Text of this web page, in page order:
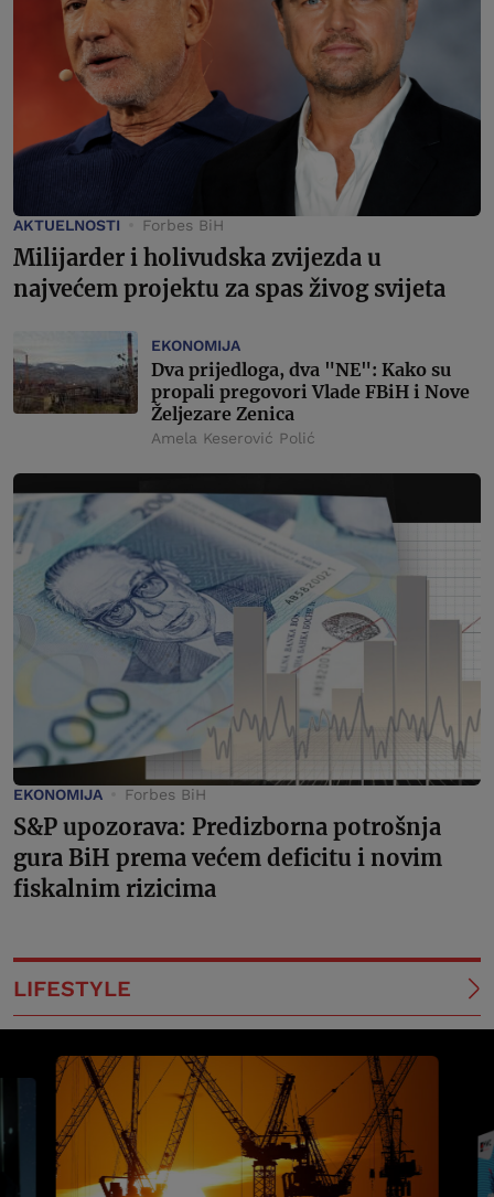
AKTUELNOSTI Forbes BiH
Milijarder i holivudska zvijezda u
najvećem projektu za spas živog svijeta
EKONOMIJA
Dva prijedloga, dva "NE": Kako su
propali pregovori Vlade FBiH i Nove
Željezare Zenica
Amela Keserović Polić
EKONOMIJA Forbes BiH
S&P upozorava: Predizborna potrošnja
gura BiH prema većem deficitu i novim
fiskalnim rizicima
LIFESTYLE